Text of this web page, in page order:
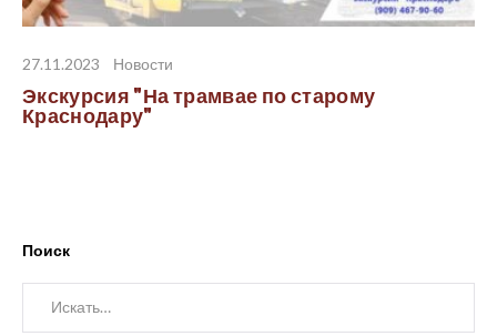
27.11.2023 Новости
Экскурсия "На трамвае по старому
Краснодару"
Поиск